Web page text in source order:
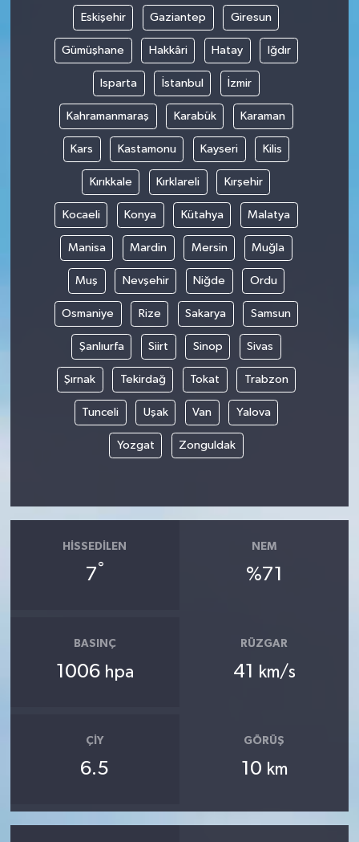
Eskişehir Gaziantep Giresun
Gümüşhane Hakkâri Hatay Iğdır
Isparta İstanbul İzmir
Kahramanmaraş Karabük Karaman
Kars Kastamonu Kayseri Kilis
Kırıkkale Kırklareli Kırşehir
Kocaeli Konya Kütahya Malatya
Manisa Mardin Mersin Muğla
Muş Nevşehir Niğde Ordu
Osmaniye Rize Sakarya Samsun
Şanlıurfa Siirt Sinop Sivas
Şırnak Tekirdağ Tokat Trabzon
Tunceli Uşak Van Yalova
Yozgat Zonguldak
HISSEDILEN
7°
NEM
%71
BASINÇ
1006 hpa
RÜZGAR
41 km/s
ÇIY
6.5
GÖRÜŞ
10 km